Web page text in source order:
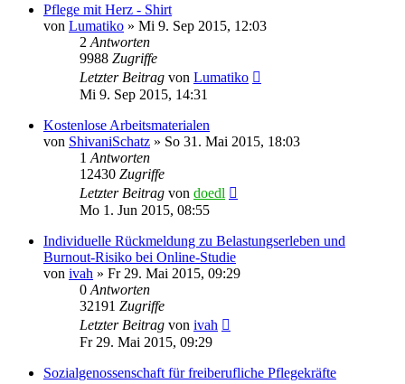
Pflege mit Herz - Shirt
von Lumatiko » Mi 9. Sep 2015, 12:03
2 Antworten
9988 Zugriffe
Letzter Beitrag von Lumatiko
Mi 9. Sep 2015, 14:31
Kostenlose Arbeitsmaterialen
von ShivaniSchatz » So 31. Mai 2015, 18:03
1 Antworten
12430 Zugriffe
Letzter Beitrag von doedl
Mo 1. Jun 2015, 08:55
Individuelle Rückmeldung zu Belastungserleben und
Burnout-Risiko bei Online-Studie
von ivah » Fr 29. Mai 2015, 09:29
0 Antworten
32191 Zugriffe
Letzter Beitrag von ivah
Fr 29. Mai 2015, 09:29
Sozialgenossenschaft für freiberufliche Pflegekräfte